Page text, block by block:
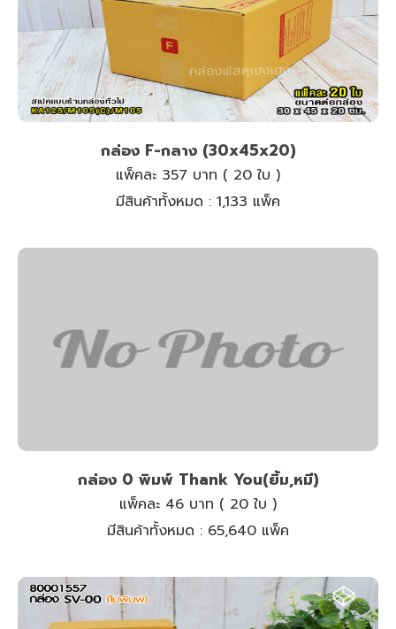
กล่อง F-กลาง (30x45x20)
แพ็คละ 357 บาท ( 20 ใบ )
มีสินค้าทั้งหมด : 1,133 แพ็ค
กล่อง 0 พิมพ์ Thank You(ยิ้ม,หมี)
แพ็คละ 46 บาท ( 20 ใบ )
มีสินค้าทั้งหมด : 65,640 แพ็ค